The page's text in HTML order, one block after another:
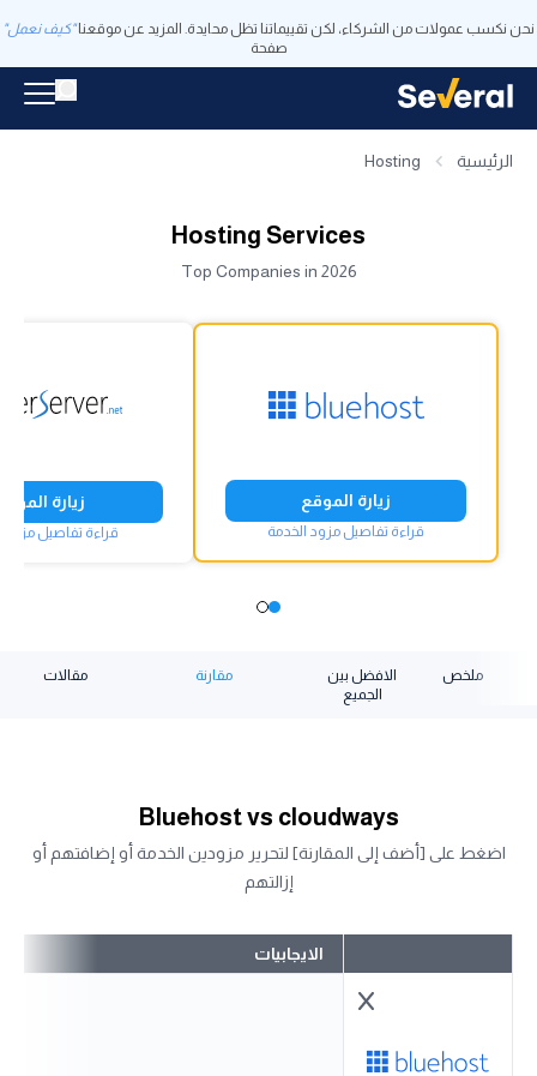
نحن نكسب عمولات من الشركاء، لكن تقييماتنا تظل محايدة. المزيد عن موقعنا "كيف نعمل"
صفحة
الرئيسية Hosting
Hosting Services
Top Companies in 2026
زيارة الموقع
قراءة تفاصيل مزود الخدمة
زيارة
قراءة تفاصيل مزود
ملخص
الافضل بين
الجميع
مقارنة مقالات
Bluehost vs cloudways
اضغط على [أضف إلى المقارنة] لتحرير مزودين الخدمة أو إضافتهم أو
إزالتهم
الايجابيات